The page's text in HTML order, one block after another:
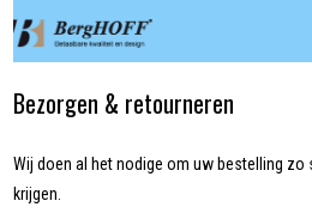
Bezorgen & retourneren
Wij doen al het nodige om uw bestelling zo
krijgen.